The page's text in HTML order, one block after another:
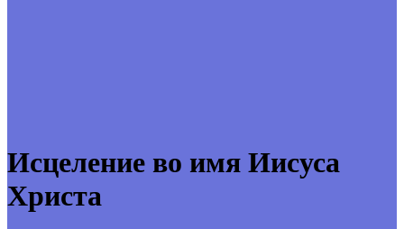
Исцеление во имя Иисуса
Христа